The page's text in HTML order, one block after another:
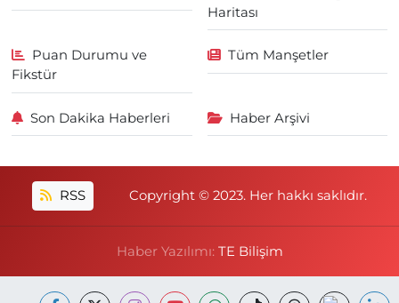
Haritası
Puan Durumu ve
Fikstür
Tüm Manşetler
Son Dakika Haberleri Haber Arşivi
RSS Copyright © 2023. Her hakkı saklıdır.
Haber Yazılımı: TE Bilişim